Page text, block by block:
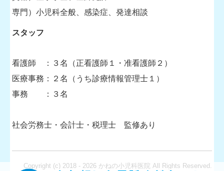
専門）小児科全般、感染症、発達相談
スタッフ
看護師 ：３名（正看護師１・准看護師２）
医療事務：２名（うち診療情報管理士１）
事務 ：３名
社会労務士・会計士・税理士 監修あり
Copyright (c) 2018 - 2026 かねの小児科医院 All Rights Reserved.